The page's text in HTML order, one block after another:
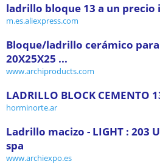
ladrillo bloque 13 a un precio
m.es.aliexpress.com
Bloque/ladrillo cerámico
20X25X25 ...
www.archiproducts.com
LADRILLO BLOCK CEMENTO
horminorte.ar
Ladrillo macizo - LIGHT : 203
spa
www.archiexpo.es